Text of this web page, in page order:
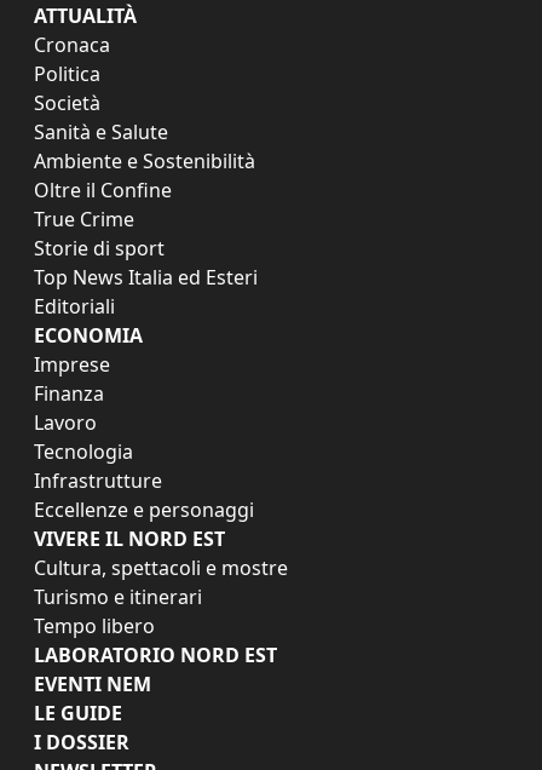
ATTUALITÀ
Cronaca
Politica
Società
Sanità e Salute
Ambiente e Sostenibilità
Oltre il Confine
True Crime
Storie di sport
Top News Italia ed Esteri
Editoriali
ECONOMIA
Imprese
Finanza
Lavoro
Tecnologia
Infrastrutture
Eccellenze e personaggi
VIVERE IL NORD EST
Cultura, spettacoli e mostre
Turismo e itinerari
Tempo libero
LABORATORIO NORD EST
EVENTI NEM
LE GUIDE
I DOSSIER